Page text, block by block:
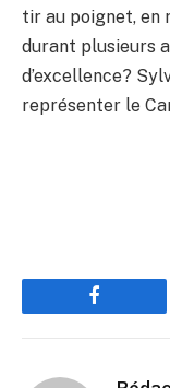
tir au poignet, en
durant plusieurs
d’excellence?
représenter le
Facebook